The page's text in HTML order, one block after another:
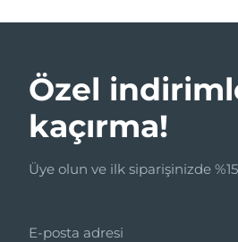
Özel
kaçırma!
Üye olun ve ilk siparişinizde
E-posta adresi